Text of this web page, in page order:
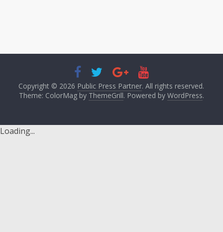
Copyright © 2026 Public Press Partner. All rights reserved.
Theme: ColorMag by ThemeGrill. Powered by WordPress.
Loading...